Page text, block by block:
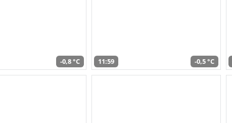
-0,8 °C 11:59 -0,5 °C